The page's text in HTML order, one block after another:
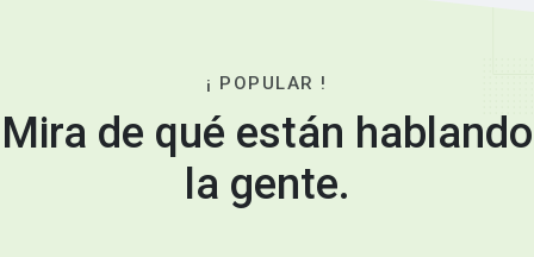
¡ POPULAR !
Mira de qué están hablando
la gente.